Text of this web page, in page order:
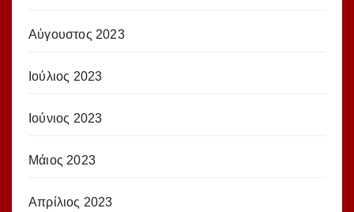
Αύγουστος 2023
Ιούλιος 2023
Ιούνιος 2023
Μάιος 2023
Απρίλιος 2023